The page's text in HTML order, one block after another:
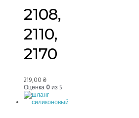
2108,
2110,
2170
219,00 ₴
Оценка 0 из 5